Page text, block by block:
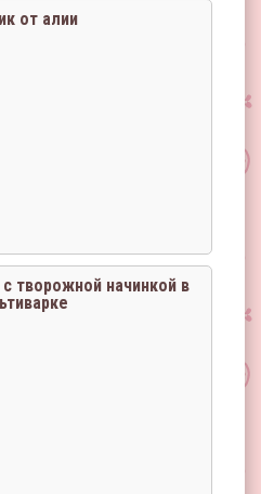
от алии
творожной начинкой в